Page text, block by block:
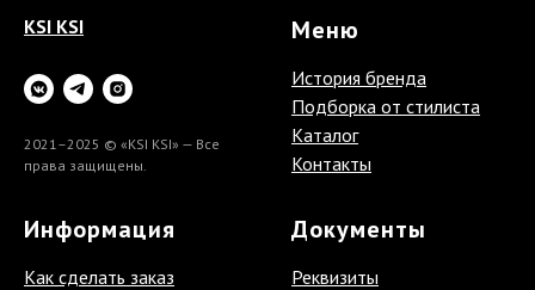
KSI KSI
2021–2025 © «KSI KSI» — Все
права защищены.
Меню
История бренда
Подборка от стилиста
Каталог
Контакты
Информация
Как сделать заказ
Документы
Реквизиты